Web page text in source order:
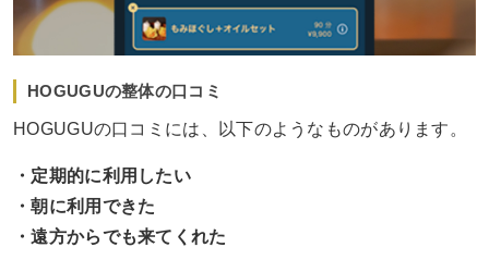
HOGUGUの整体の口コミ
HOGUGUの口コミには、以下のようなものがあります。
・定期的に利用したい
・朝に利用できた
・遠方からでも来てくれた